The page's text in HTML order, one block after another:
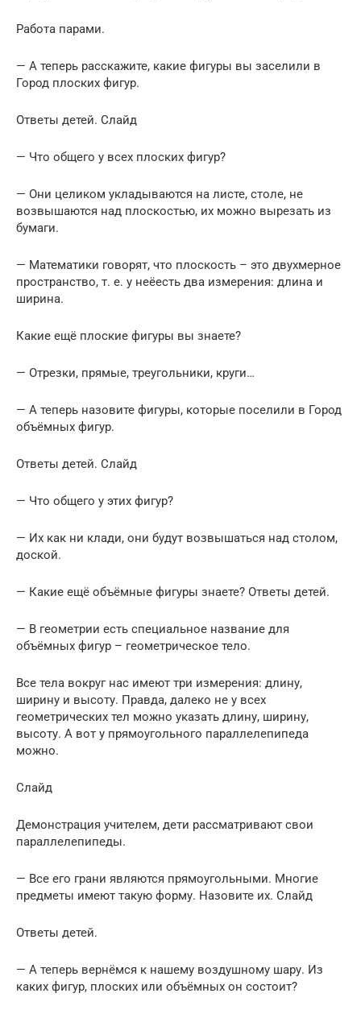
Работа парами.
— А теперь расскажите, какие фигуры вы заселили в
Город плоских фигур.
Ответы детей. Слайд
— Что общего у всех плоских фигур?
— Они целиком укладываются на листе, столе, не
возвышаются над плоскостью, их можно вырезать из
бумаги.
— Математики говорят, что плоскость – это двухмерное
пространство, т. е. у неёесть два измерения: длина и
ширина.
Какие ещё плоские фигуры вы знаете?
— Отрезки, прямые, треугольники, круги…
— А теперь назовите фигуры, которые поселили в Город
объёмных фигур.
Ответы детей. Слайд
— Что общего у этих фигур?
— Их как ни клади, они будут возвышаться над столом,
доской.
— Какие ещё объёмные фигуры знаете? Ответы детей.
— В геометрии есть специальное название для
объёмных фигур – геометрическое тело.
Все тела вокруг нас имеют три измерения: длину,
ширину и высоту. Правда, далеко не у всех
геометрических тел можно указать длину, ширину,
высоту. А вот у прямоугольного параллелепипеда
можно.
Слайд
Демонстрация учителем, дети рассматривают свои
параллелепипеды.
— Все его грани являются прямоугольными. Многие
предметы имеют такую форму. Назовите их. Слайд
Ответы детей.
— А теперь вернёмся к нашему воздушному шару. Из
каких фигур, плоских или объёмных он состоит?